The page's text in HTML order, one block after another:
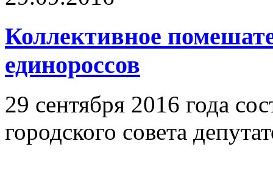
Коллективное
единороссов
29 сентября 2016 года
городского совета